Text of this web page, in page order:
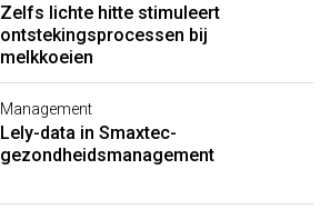
Zelfs lichte hitte stimuleert
ontstekingsprocessen bij
melkkoeien
Management
Lely-data in Smaxtec-
gezondheidsmanagement